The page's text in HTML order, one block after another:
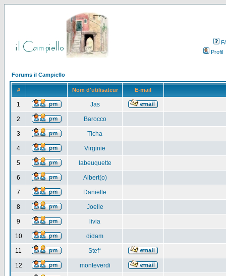
Profil
Forums il Campiello
# Nom d'utilisateur E-mail
1 Jas
2 Barocco
3 Ticha
4 Virginie
5 labeuquette
6 Albert(o)
7 Danielle
8 Joelle
9 livia
10 didam
11 Stef*
12 monteverdi